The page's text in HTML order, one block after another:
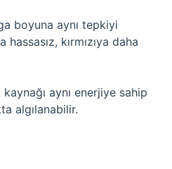
boyuna aynı tepkiyi
hassasız, kırmızıya daha
kaynağı aynı enerjiye sahip
algılanabilir.